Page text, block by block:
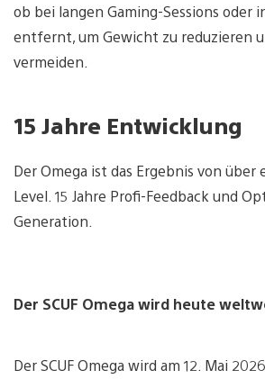
ob bei langen Gaming-Sessions
entfernt, um Gewicht zu reduzieren
vermeiden.
15 Jahre Entwicklung
Der Omega ist das Ergebnis von
Level. 15 Jahre Profi-Feedback und
Generation.
Der SCUF Omega wird heute
Der SCUF Omega wird am 12. Mai